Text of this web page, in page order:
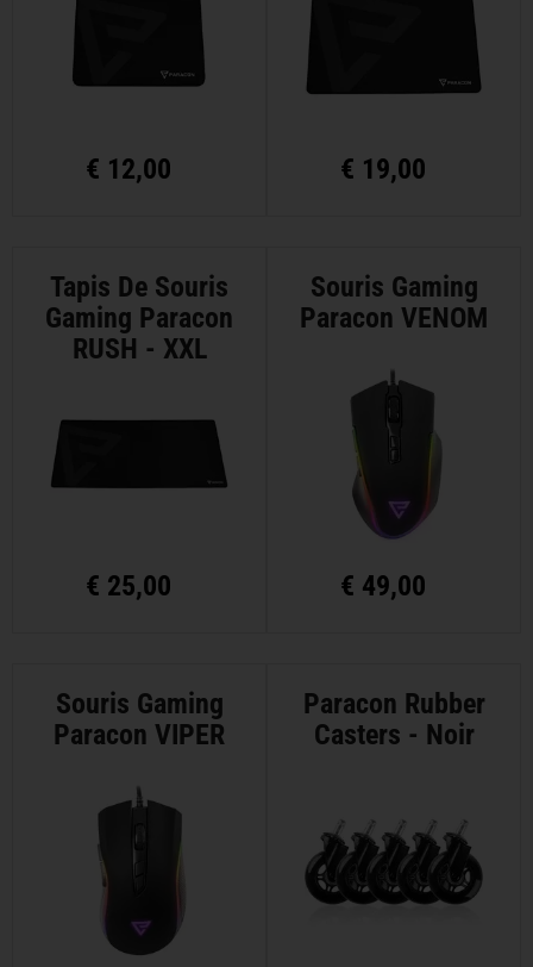
€ 12,00 € 19,00
Tapis De Souris
Gaming Paracon
RUSH - XXL
€ 25,00
Souris Gaming
Paracon VENOM
€ 49,00
Souris Gaming
Paracon VIPER
Paracon Rubber
Casters - Noir